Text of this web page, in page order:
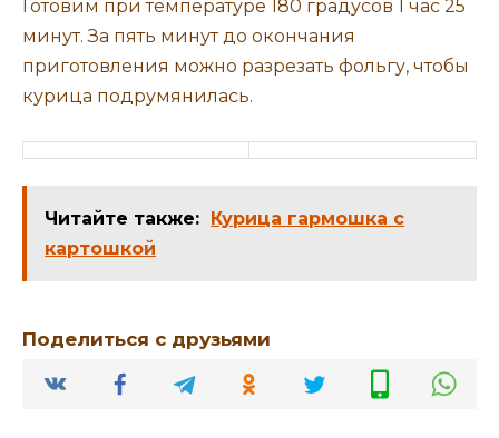
Готовим при температуре 180 градусов 1 час 25
минут. За пять минут до окончания
приготовления можно разрезать фольгу, чтобы
курица подрумянилась.
Читайте также: Курица гармошка с
картошкой
Поделиться с друзьями